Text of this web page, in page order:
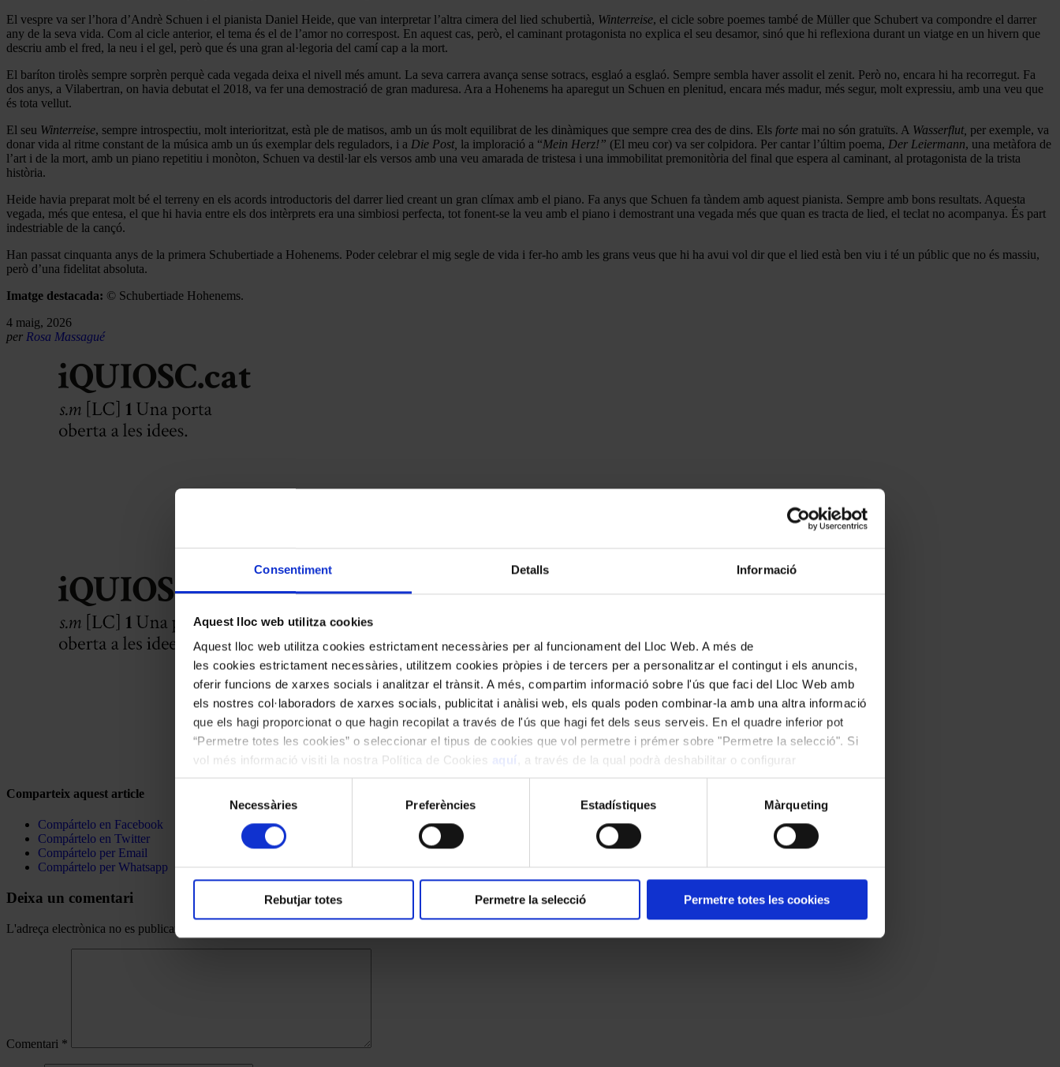
Consentiment Detalls Informació
Aquest lloc web utilitza cookies
Aquest lloc web utilitza cookies estrictament necessàries per al funcionament del Lloc Web. A més de
les cookies estrictament necessàries, utilitzem cookies pròpies i de tercers per a personalitzar el contingut i els anuncis,
oferir funcions de xarxes socials i analitzar el trànsit. A més, compartim informació sobre l'ús que faci del Lloc Web amb
els nostres col·laboradors de xarxes socials, publicitat i anàlisi web, els quals poden combinar-la amb una altra informació
que els hagi proporcionat o que hagin recopilat a través de l'ús que hagi fet dels seus serveis. En el quadre inferior pot
“Permetre totes les cookies” o seleccionar el tipus de cookies que vol permetre i prémer sobre "Permetre la selecció". Si
vol més informació visiti la nostra Política de Cookies aquí
, a través de la qual podrà deshabilitar o configurar
les cookies en qualsevol moment.
consentiment
Necessàries Preferències Estadístiques Màrqueting
Rebutjar totes Permetre la selecció Permetre totes les cookies
El vespre va ser l’hora d’Andrè Schuen i el pianista Daniel Heide, que van interpretar l’altra cimera del lied schubertià, Winterreise, el cicle sobre poemes també de Müller que Schubert va compondre el darrer
any de la seva vida. Com al cicle anterior, el tema és el de l’amor no correspost. En aquest cas, però, el caminant protagonista no explica el seu desamor, sinó que hi reflexiona durant un viatge en un hivern que
descriu amb el fred, la neu i el gel, però que és una gran al·legoria del camí cap a la mort.
El baríton tirolès sempre sorprèn perquè cada vegada deixa el nivell més amunt. La seva carrera avança sense sotracs, esglaó a esglaó. Sempre sembla haver assolit el zenit. Però no, encara hi ha recorregut. Fa
dos anys, a Vilabertran, on havia debutat el 2018, va fer una demostració de gran maduresa. Ara a Hohenems ha aparegut un Schuen en plenitud, encara més madur, més segur, molt expressiu, amb una veu que
és tota vellut.
El seu Winterreise, sempre introspectiu, molt interioritzat, està ple de matisos, amb un ús molt equilibrat de les dinàmiques que sempre crea des de dins. Els forte mai no són gratuïts. A Wasserflut, per exemple, va
donar vida al ritme constant de la música amb un ús exemplar dels reguladors, i a Die Post, la imploració a “Mein Herz!” (El meu cor) va ser colpidora. Per cantar l’últim poema, Der Leiermann, una metàfora de
l’art i de la mort, amb un piano repetitiu i monòton, Schuen va destil·lar els versos amb una veu amarada de tristesa i una immobilitat premonitòria del final que espera al caminant, al protagonista de la trista
història.
Heide havia preparat molt bé el terreny en els acords introductoris del darrer lied creant un gran clímax amb el piano. Fa anys que Schuen fa tàndem amb aquest pianista. Sempre amb bons resultats. Aquesta
vegada, més que entesa, el que hi havia entre els dos intèrprets era una simbiosi perfecta, tot fonent-se la veu amb el piano i demostrant una vegada més que quan es tracta de lied, el teclat no acompanya. És part
indestriable de la cançó.
Han passat cinquanta anys de la primera Schubertiade a Hohenems. Poder celebrar el mig segle de vida i fer-ho amb les grans veus que hi ha avui vol dir que el lied està ben viu i té un públic que no és massiu,
però d’una fidelitat absoluta.
Imatge destacada: © Schubertiade Hohenems.
4 maig, 2026
per Rosa Massagué
Comparteix aquest article
Compártelo en Facebook
Compártelo en Twitter
Compártelo per Email
Compártelo per Whatsapp
Deixa un comentari
L'adreça electrònica no es publicarà.
Comentari *